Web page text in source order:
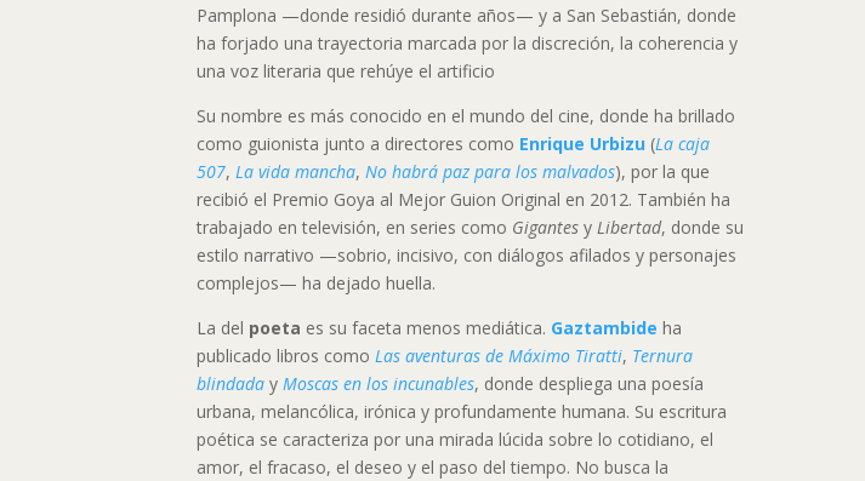
Pamplona —donde residió durante años— y a San Sebastián, donde
ha forjado una trayectoria marcada por la discreción, la coherencia y
una voz literaria que rehúye el artificio
Su nombre es más conocido en el mundo del cine, donde ha brillado
como guionista junto a directores como Enrique Urbizu (La caja
507,La vida mancha,No habrá paz para los malvados), por la que
recibió el Premio Goya al Mejor Guion Original en 2012. También ha
trabajado en televisión, en series como Gigantes yLibertad, donde su
estilo narrativo —sobrio, incisivo, con diálogos afilados y personajes
complejos— ha dejado huella.
La del poeta es su faceta menos mediática. Gaztambide ha
publicado libros comoLas aventuras de Máximo Tiratti, Ternura
blindada yMoscas en los incunables, donde despliega una poesía
urbana, melancólica, irónica y profundamente humana. Su escritura
poética se caracteriza por una mirada lúcida sobre lo cotidiano, el
amor, el fracaso, el deseo y el paso del tiempo. No busca la